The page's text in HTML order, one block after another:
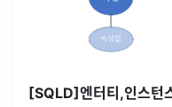
[SQLD]엔터티,인스턴